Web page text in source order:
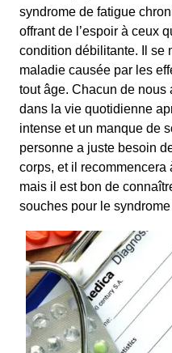
syndrome de fatigue
offrant de l’espoir à ceux
condition débilitante. Il se
maladie causée par les
tout âge. Chacun de nous
dans la vie quotidienne
intense et un manque de
personne a juste besoin
corps, et il
mais il est bon de
souches pour le